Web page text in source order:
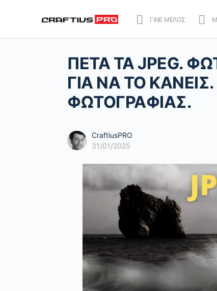
ΓΙΝΕ ΜΕΛΟΣ
ΠΕΤΑ ΤΑ JPEG.
ΓΙΑ ΝΑ ΤΟ
ΦΩΤΟΓΡΑΦΙΑΣ.
CraftiusPRO
31/01/2025